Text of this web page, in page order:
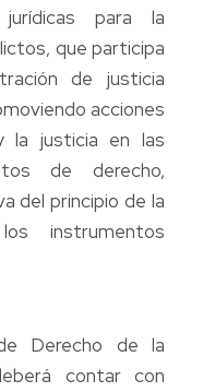
para la
que participa
de justicia
acciones
la justicia en las
de derecho,
del principio de la
instrumentos
Derecho de la
contar con